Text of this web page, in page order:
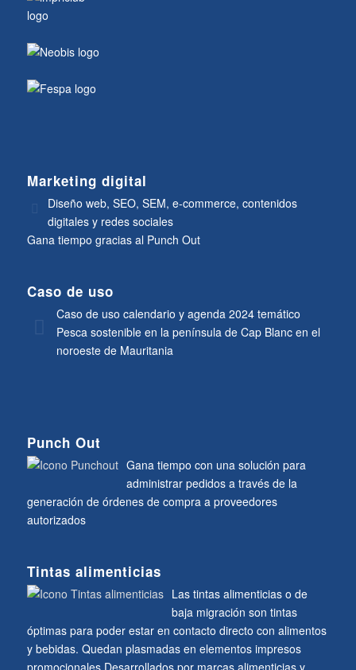
Marketing digital
Diseño web, SEO, SEM, e-commerce, contenidos
digitales y redes sociales
Gana tiempo gracias al Punch Out
Caso de uso
Caso de uso calendario y agenda 2024 temático
Pesca sostenible en la península de Cap Blanc en el
noroeste de Mauritania
Punch Out
Gana tiempo con una solución para
administrar pedidos a través de la
generación de órdenes de compra a proveedores
autorizados
Tintas alimenticias
Las tintas alimenticias o de
baja migración son tintas
óptimas para poder estar en contacto directo con alimentos
y bebidas. Quedan plasmadas en elementos impresos